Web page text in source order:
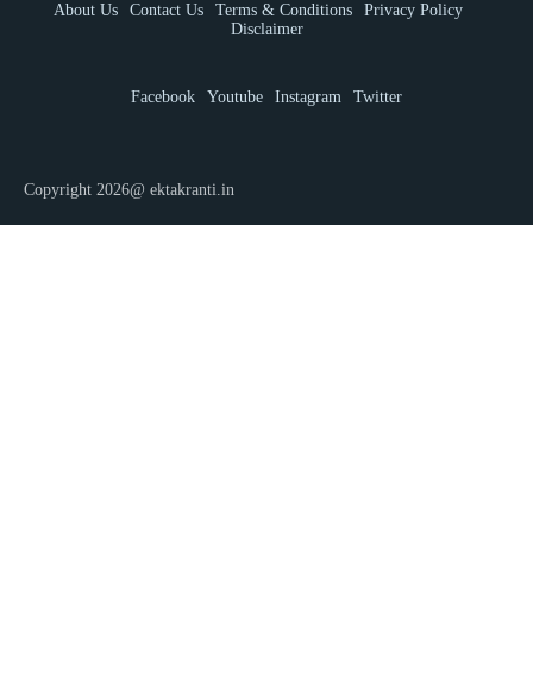
About Us Contact Us Terms & Conditions
Privacy Policy
Disclaimer
Facebook Youtube Instagram Twitter
Copyright 2026@ ektakranti.in